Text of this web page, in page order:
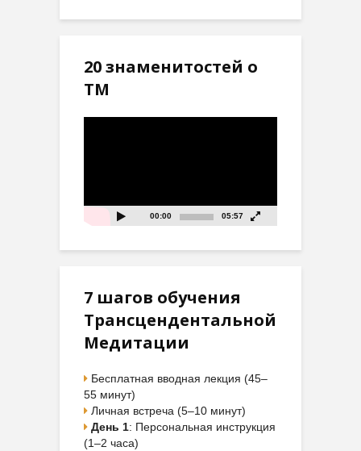
20 знаменитостей о
ТМ
00:00 05:57
7 шагов обучения
Трансцендентальной
Медитации
Бесплатная вводная лекция (45–
55 минут)
Личная встреча (5–10 минут)
День 1: Персональная инструкция
(1–2 часа)